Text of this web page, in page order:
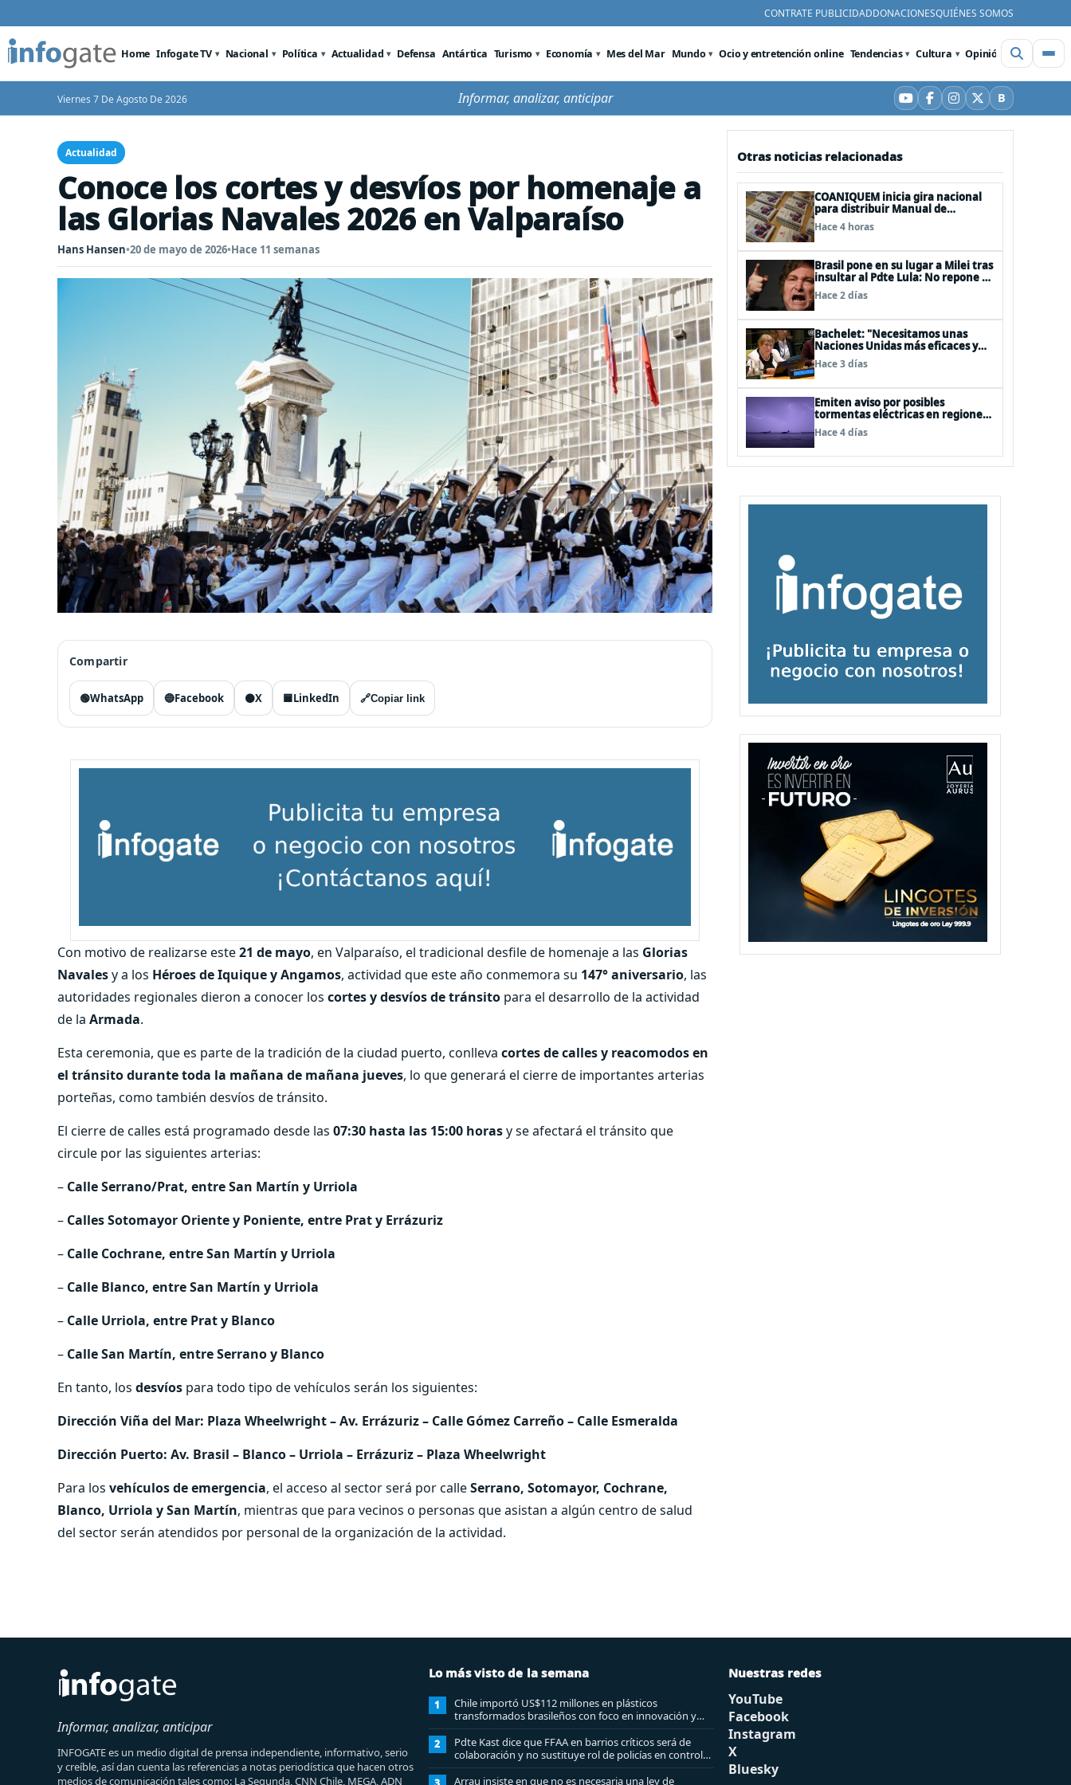
CONTRATE PUBLICIDADDONACIONESQUIÉNES SOMOS
Home Infogate TV Nacional Política Actualidad Defensa Antártica Turismo Economía Mes del Mar Mundo Ocio y entretención online Tendencias Cultura Opinión Videos
Viernes 7 De Agosto De 2026 Informar, analizar, anticipar YouTube
Facebook
Instagram
X BBluesky
Actualidad
Conoce los cortes y desvíos por homenaje a
las Glorias Navales 2026 en Valparaíso
Hans Hansen•20 de mayo de 2026•Hace 11 semanas
Compartir
🟢WhatsApp 🔵Facebook ⚫X 🟦LinkedIn 🔗Copiar link
Con motivo de realizarse este21 de mayo, en Valparaíso, el tradicional desfile de homenaje a las Glorias
Navalesy a los Héroes de Iquique y Angamos, actividad que este año conmemora su 147° aniversario, las
autoridades regionales dieron a conocer los cortes y desvíos de tránsito para el desarrollo de la actividad
de la Armada.
Esta ceremonia, que es parte de la tradición de la ciudad puerto, conlleva cortes de calles y reacomodos en
el tránsito durante toda la mañana de mañana jueves, lo que generará el cierre de importantes arterias
porteñas, como también desvíos de tránsito.
El cierre de calles está programado desde las 07:30 hasta las 15:00 horasy se afectará el tránsito que
circule por las siguientes arterias:
– Calle Serrano/Prat, entre San Martín y Urriola
– Calles Sotomayor Oriente y Poniente, entre Prat y Errázuriz
– Calle Cochrane, entre San Martín y Urriola
– Calle Blanco, entre San Martín y Urriola
– Calle Urriola, entre Prat y Blanco
– Calle San Martín, entre Serrano y Blanco
En tanto, los desvíos para todo tipo de vehículos serán los siguientes:
Dirección Viña del Mar: Plaza Wheelwright – Av. Errázuriz – Calle Gómez Carreño – Calle Esmeralda
Dirección Puerto: Av. Brasil – Blanco – Urriola – Errázuriz – Plaza Wheelwright
Para los vehículos de emergencia, el acceso al sector será por calleSerrano, Sotomayor, Cochrane,
Blanco, Urriola y San Martín, mientras que para vecinos o personas que asistan a algún centro de salud
del sector serán atendidos por personal de la organización de la actividad.
Otras noticias relacionadas
COANIQUEM inicia gira nacional
para distribuir Manual de
Quemaduras a profesionales de la
salud
Hace 4 horas
Brasil pone en su lugar a Milei tras
insultar al Pdte Lula: No repone al
embajador en BBSS y rebaja la
relación bilateral
Hace 2 días
Bachelet: "Necesitamos unas
Naciones Unidas más eficaces y
cercanas a las personas"
Hace 3 días
Emiten aviso por posibles
tormentas eléctricas en regiones
de Los Lagos y Aysén
Hace 4 días
Informar, analizar, anticipar
INFOGATE es un medio digital de prensa independiente, informativo, serio
y creíble, así dan cuenta las referencias a notas periodística que hacen otros
medios de comunicación tales como: La Segunda, CNN Chile, MEGA, ADN
Lo más visto de la semana
1
Chile importó US$112 millones en plásticos
transformados brasileños con foco en innovación y
sostenibilidad
2
Pdte Kast dice que FFAA en barrios críticos será de
colaboración y no sustituye rol de policías en control
del orden público
Arrau insiste en que no es necesaria una ley de
Nuestras redes
YouTube
Facebook
Instagram
X
Bluesky